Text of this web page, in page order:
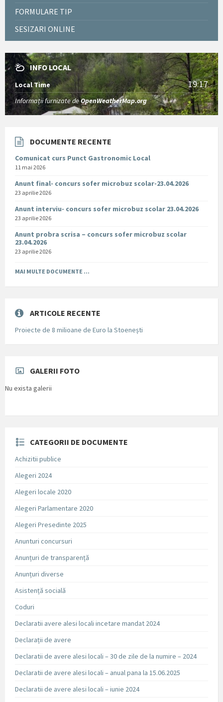
FORMULARE TIP
SESIZARI ONLINE
INFO LOCAL
Local Time 19:17
Informații furnizate deOpenWeatherMap.org
DOCUMENTE RECENTE
Comunicat curs Punct Gastronomic Local
11 mai 2026
Anunt final- concurs sofer microbuz scolar-23.04.2026
23 aprilie 2026
Anunt interviu- concurs sofer microbuz scolar 23.04.2026
23 aprilie 2026
Anunt probra scrisa – concurs sofer microbuz scolar
23.04.2026
23 aprilie 2026
MAI MULTE DOCUMENTE ...
ARTICOLE RECENTE
Proiecte de 8 milioane de Euro la Stoenești
GALERII FOTO
Nu exista galerii
CATEGORII DE DOCUMENTE
Achizitii publice
Alegeri 2024
Alegeri locale 2020
Alegeri Parlamentare 2020
Alegeri Presedinte 2025
Anunturi concursuri
Anunțuri de transparență
Anunțuri diverse
Asistență socială
Coduri
Declaratii avere alesi locali incetare mandat 2024
Declarații de avere
Declaratii de avere alesi locali – 30 de zile de la numire – 2024
Declaratii de avere alesi locali – anual pana la 15.06.2025
Declaratii de avere alesi locali – iunie 2024